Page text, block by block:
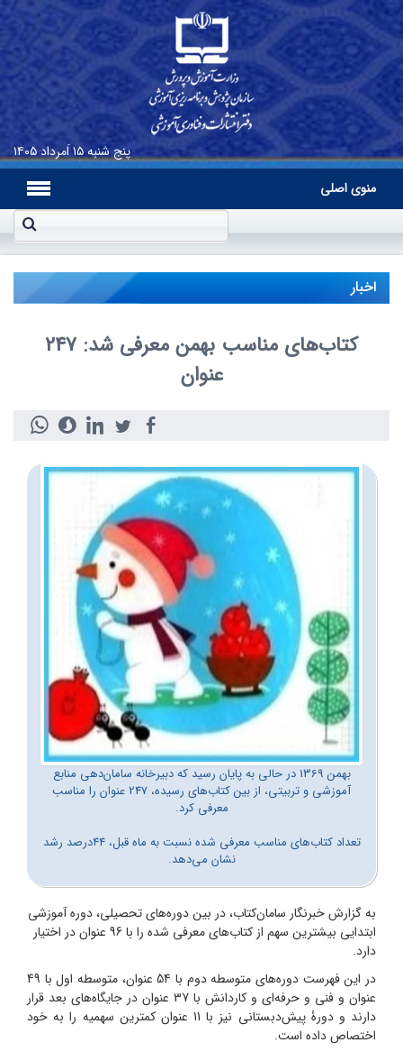
پنج شنبه۱۵ اَمرداد ۱۴۰۵
منوی اصلی
اخبار
کتاب‌های مناسب بهمن معرفی شد: 247
عنوان
بهمن 1369 در حالی به پایان رسید که دبیرخانه سامان‌دهی منابع
آموزشی و تربیتی، از بین کتاب‌های رسیده، 247 عنوان را مناسب
معرفی کرد.
تعداد کتاب‌های مناسب معرفی شده نسبت به ماه قبل، 44درصد رشد
نشان می‌دهد.
به گزارش خبرنگار سامان‌کتاب، در بین دوره‌های تحصیلی، دوره‌ آموزشی
ابتدایی بیشترین سهم از کتاب‌های معرفی شده را با 96 عنوان در اختیار
دارد.
در این فهرست دوره‌های متوسطه دوم با 54 عنوان، متوسطه اول با 49
عنوان و فنی و حرفه‌ای و کاردانش با 37 عنوان در جایگاه‌های بعد قرار
دارند و دورۀ پیش‌دبستانی نیز با 11 عنوان کمترین سهمیه را به خود
اختصاص داده است.